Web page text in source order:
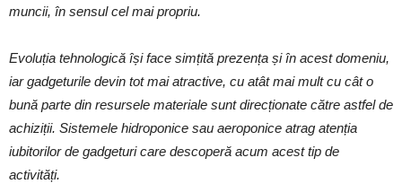
muncii, în sensul cel mai propriu.
Evoluția tehnologică își face simțită prezența și în acest domeniu,
iar gadgeturile devin tot mai atractive, cu atât mai mult cu cât o
bună parte din resursele materiale sunt direcționate către astfel de
achiziții. Sistemele hidroponice sau aeroponice atrag atenția
iubitorilor de gadgeturi care descoperă acum acest tip de
activități.